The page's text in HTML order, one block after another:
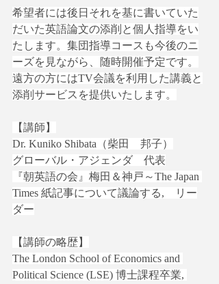
希望者には後日それを基に書いていた
だいた英語論文の添削と個人指導をい
たします。集団指導コースも今後のニ
ーズを見ながら、随時開催予定です。
遠方の方にはTV会議を利用した講義と
添削サービスを提供いたします。
【講師】
Dr. Kuniko Shibata（柴田　邦子）
グローバル・アジェンダ　代表
『朝英語の会』梅田＆神戸～The Japan
Times 紙記事について議論する,　リー
ダー
【講師の略歴】
The London School of Economics and
Political Science (LSE) 博士課程卒業,